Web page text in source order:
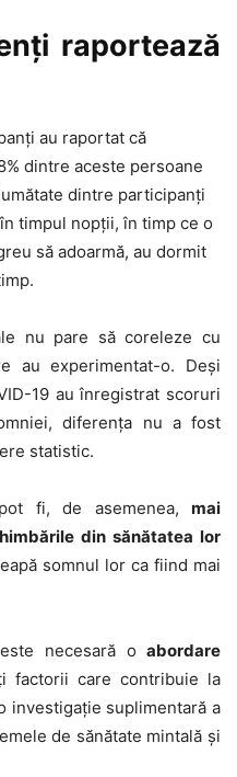
raportează
au raportat că
dintre aceste persoane
dintre participanți
timpul nopții, în timp ce o
să adoarmă, au dormit
nu pare să coreleze cu
au experimentat-o. Deși
19 au înregistrat scoruri
diferența nu a fost
statistic.
fi, de asemenea, mai
din sănătatea lor
somnul lor ca fiind mai
necesară o abordare
factorii care contribuie la
investigație suplimentară a
de sănătate mintală și